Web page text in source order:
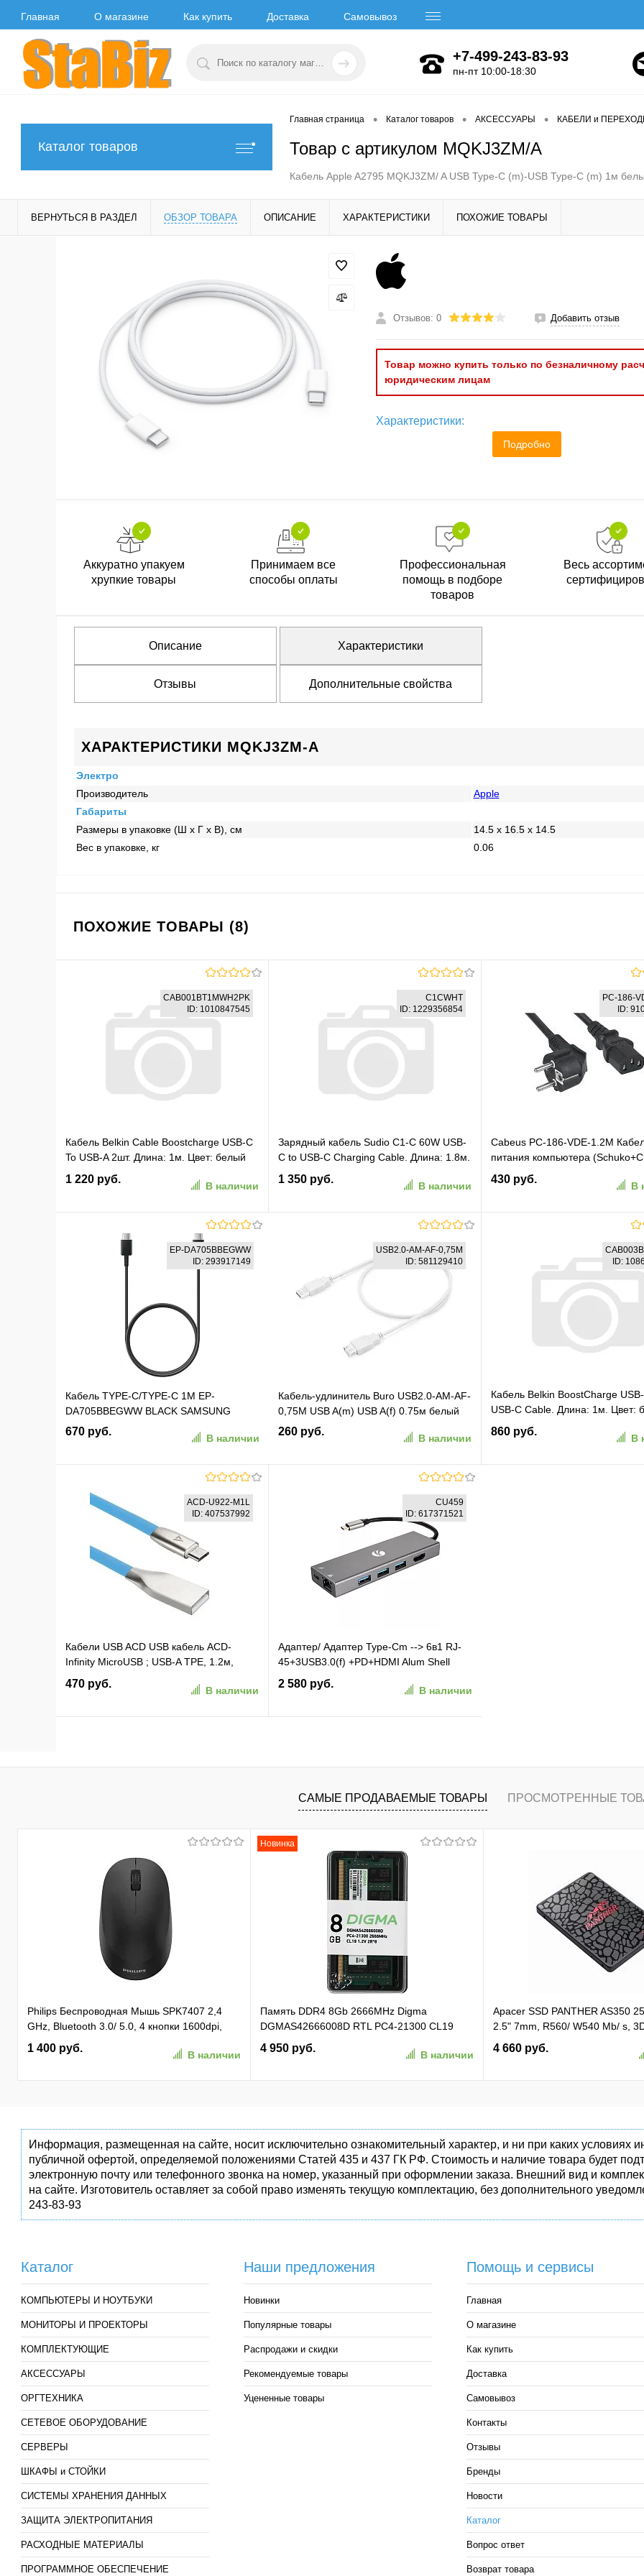
Главная О магазине Как купить Доставка Самовывоз
+7-499-243-83-93
пн-пт 10:00-18:30
Каталог товаров
Главная страница • Каталог товаров • АКСЕССУАРЫ • КАБЕЛИ и
Товар с артикулом MQKJ3ZM/A
Кабель Apple A2795 MQKJ3ZM/ A USB Type-C (m)-USB Type-C (m) 1м
ВЕРНУТЬСЯ В РАЗДЕЛ ОБЗОР ТОВАРА ОПИСАНИЕ ХАРАКТЕРИСТИКИ ПОХОЖИЕ ТОВАРЫ
Отзывов: 0 Добавить отзыв
Товар можно купить только по безналичному
юридическим лицам
Характеристики:
Подробно
Аккуратно упакуем
хрупкие товары
Принимаем все
способы оплаты
Профессиональная
помощь в подборе
товаров
Весь
Описание Характеристики
Отзывы Дополнительные свойства
ХАРАКТЕРИСТИКИ MQKJ3ZM-A
Электро
Производитель
Apple
Габариты
Размеры в упаковке (Ш x Г x В), см
14.5 x 16.5 x 14.5
Вес в упаковке, кг
0.06
ПОХОЖИЕ ТОВАРЫ (8)
CAB001BT1MWH2PK
ID: 1010847545
Кабель Belkin Cable Boostcharge USB-C
To USB-A 2шт. Длина: 1м. Цвет: белый
(CAB001BT1MWH2PK)
1 220 руб.
В наличии
В корзину
C1CWHT
ID: 1229356854
Зарядный кабель Sudio C1-C 60W USB-
C to USB-C Charging Cable. Длина: 1.8м.
Цвет: белый (C1CWHT)
1 350 руб.
В наличии
В корзину
В избранное
PC-186-
ID:
Cabeus PC-186-VDE-1.2M
питания компьютера
(3x0.75). 1.2м
430 руб.
В
В корзину
В избранное К
EP-DA705BBEGWW
ID: 293917149
Кабель TYPE-C/TYPE-C 1M EP-
DA705BBEGWW BLACK SAMSUNG
670 руб.
В наличии
В корзину
В избранное К сравнению
USB2.0-AM-AF-0,75M
ID: 581129410
Кабель-удлинитель Buro USB2.0-AM-AF-
0,75M USB A(m) USB A(f) 0.75м белый
260 руб.
В наличии
К сравнению
ID:
Кабель Belkin BoostCharge
USB-C Cable. Длина: 1м. Цвет:
(CAB003BT1MWH)
860 руб.
В
ACD-U922-M1L
ID: 407537992
Кабели USB ACD USB кабель ACD-
Infinity MicroUSB ; USB-A TPE, 1.2м,
синий (ACD-U922-M1L)
470 руб.
В наличии
CU459
ID: 617371521
Aдаптер/ Адаптер Type-Cm --> 6в1 RJ-
45+3USB3.0(f) +PD+HDMI Alum Shell
VCOM
2 580 руб.
В наличии
В избранное К сравнению
САМЫЕ ПРОДАВАЕМЫЕ ТОВАРЫ ПРОСМОТРЕННЫЕ
Philips Беспроводная Мышь SPK7407 2,4
GHz, Bluetooth 3.0/ 5.0, 4 кнопки 1600dpi,
бесшумная Чёрный (SPK7407B/ 01)
(SPK7407B/01)
1 400 руб.
В наличии
Новинка
Память DDR4 8Gb 2666MHz Digma
DGMAS42666008D RTL PC4-21300 CL19
SO-DIMM 260-pin 1.2В dual rank Ret
4 950 руб.
В наличии
Apacer SSD PANTHER AS350
2.5" 7mm, R560/ W540 Mb/ s,
81K/ 74K, MTBF 1,5M, 180TBW,
(AP256GAS350-1)
4 660 руб.
Информация, размещенная на сайте, носит исключительно ознакомительный характер, и ни при каких
публичной офертой, определяемой положениями Статей 435 и 437 ГК РФ. Стоимость и наличие товара будет
электронную почту или телефонного звонка на номер, указанный при оформлении заказа. Внешний вид и
на сайте. Изготовитель оставляет за собой право изменять текущую комплектацию, без дополнительного
243-83-93
Каталог
КОМПЬЮТЕРЫ И НОУТБУКИ
МОНИТОРЫ И ПРОЕКТОРЫ
КОМПЛЕКТУЮЩИЕ
АКСЕССУАРЫ
ОРГТЕХНИКА
СЕТЕВОЕ ОБОРУДОВАНИЕ
СЕРВЕРЫ
ШКАФЫ и СТОЙКИ
СИСТЕМЫ ХРАНЕНИЯ ДАННЫХ
ЗАЩИТА ЭЛЕКТРОПИТАНИЯ
РАСХОДНЫЕ МАТЕРИАЛЫ
ПРОГРАММНОЕ ОБЕСПЕЧЕНИЕ
Наши предложения
Новинки
Популярные товары
Распродажи и скидки
Рекомендуемые товары
Уцененные товары
Помощь и сервисы
Главная
О магазине
Как купить
Доставка
Самовывоз
Контакты
Отзывы
Бренды
Новости
Каталог
Вопрос ответ
Возврат товара